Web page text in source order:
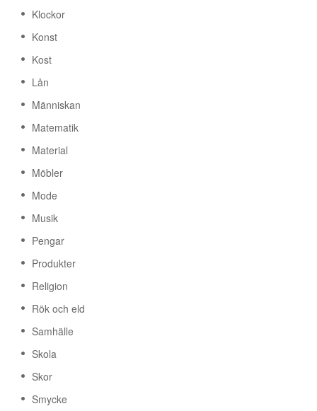
Klockor
Konst
Kost
Lån
Människan
Matematik
Material
Möbler
Mode
Musik
Pengar
Produkter
Religion
Rök och eld
Samhälle
Skola
Skor
Smycke